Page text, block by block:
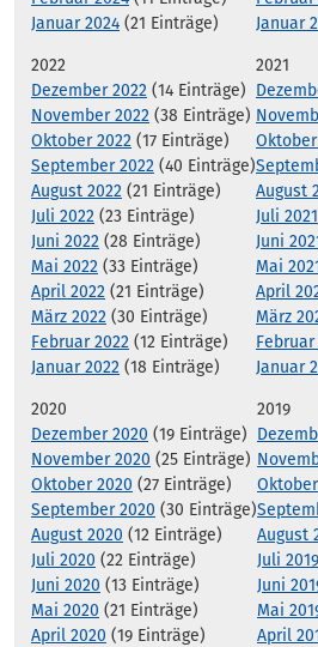
Januar 2024 (21 Einträge)
Januar
2022
Dezember 2022 (14 Einträge)
November 2022 (38 Einträge)
Oktober 2022 (17 Einträge)
September 2022 (40 Einträge)
August 2022 (21 Einträge)
Juli 2022 (23 Einträge)
Juni 2022 (28 Einträge)
Mai 2022 (33 Einträge)
April 2022 (21 Einträge)
März 2022 (30 Einträge)
Februar 2022 (12 Einträge)
Januar 2022 (18 Einträge)
2021
Oktober
August
Juli 2021
Juni
Mai
April
März
Februar
Januar
2020
Dezember 2020 (19 Einträge)
November 2020 (25 Einträge)
Oktober 2020 (27 Einträge)
September 2020 (30 Einträge)
August 2020 (12 Einträge)
Juli 2020 (22 Einträge)
Juni 2020 (13 Einträge)
Mai 2020 (21 Einträge)
April 2020 (19 Einträge)
2019
August
Juli 2019
Juni
Mai
April